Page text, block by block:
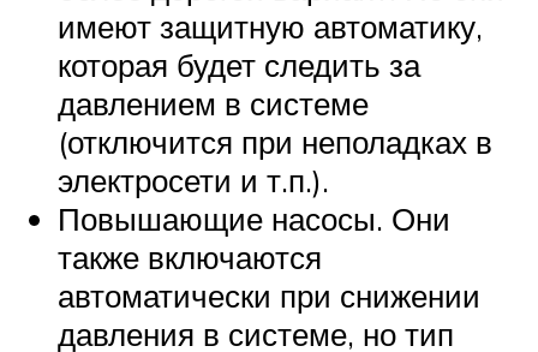
имеют защитную автоматику,
которая будет следить за
давлением в системе
(отключится при неполадках в
электросети и т.п.).
Повышающие насосы. Они
также включаются
автоматически при снижении
давления в системе, но тип